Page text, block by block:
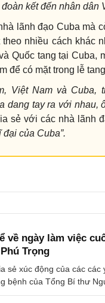
kết đến nhân dân
lãnh đạo Cuba mà
nhiều cách khác
Quốc tang tại Cuba,
để có mặt trong lễ
Việt Nam và Cuba,
dang tay ra với nhau,
sẻ với các nhà lãnh
của Cuba”.
về ngày làm việc
Trọng
sẻ xúc động của các
bệnh của Tổng Bí thư